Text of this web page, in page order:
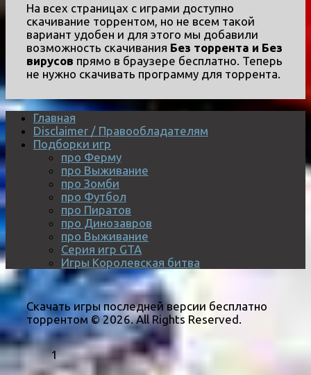
На всех страницах с играми доступно
скачивание торрентом, но не всем такой
вариант удобен и для этого мы добавили
возможность скачивания Без торрента и Без
вирусов прямо в браузере бесплатно. Теперь
не нужно скачивать программу для торрента.
Главная
Disclaimer / Правообладателям
Подборки игр
про Ферму
про Выживание
про Зомби
про Футбол
про Пиратов
про Динозавров
про Выживание
Серия игр GTA
Игры Королевская битва
Скачать игры последней версии бесплатно
торрентом © 2026. All Rights Reserved.
1